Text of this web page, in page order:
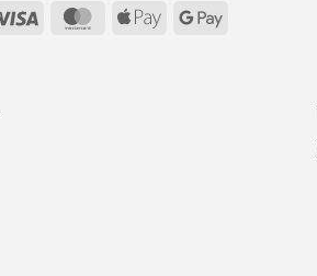
Visa MasterCard
Apple
Google